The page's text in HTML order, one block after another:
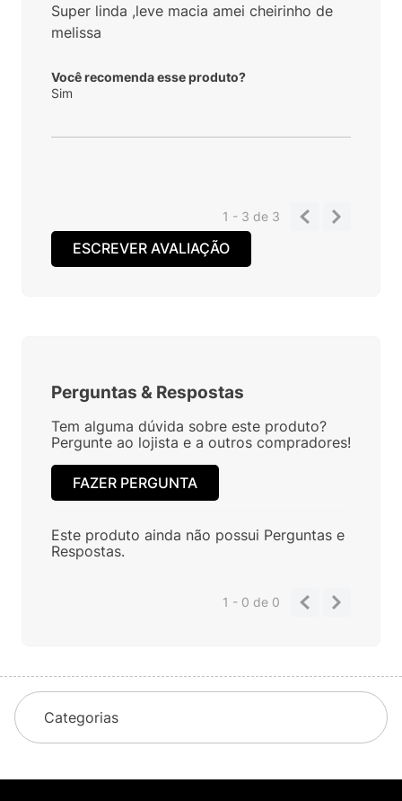
Super linda ,leve macia amei cheirinho de
melissa
Você recomenda esse produto?
Sim
1 - 3de 3
ESCREVER AVALIAÇÃO
Perguntas & Respostas
Tem alguma dúvida sobre este produto?
Pergunte ao lojista e a outros compradores!
FAZER PERGUNTA
Este produto ainda não possui Perguntas e
Respostas.
1 - 0de 0
Categorias